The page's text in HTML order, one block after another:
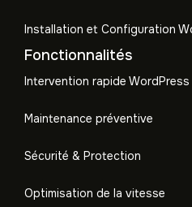
Installation et Configuration
Fonctionnalités
Intervention rapide WordPress
Maintenance préventive
Sécurité & Protection
Optimisation de la vitesse